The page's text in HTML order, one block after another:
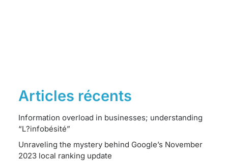
Articles récents
Information overload in businesses; understanding
“L?infobésité”
Unraveling the mystery behind Google’s November
2023 local ranking update